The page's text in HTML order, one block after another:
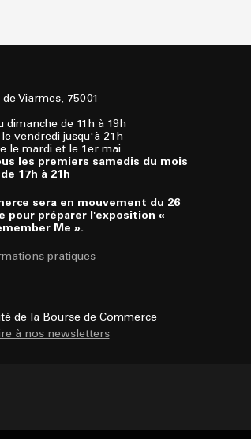
Viarmes, 75001
dimanche de 11h à 19h
vendredi jusqu'à 21h
le mardi et le 1er mai
les premiers samedis du mois
de 17h à 21h
sera en mouvement du 26
pour préparer l'exposition «
Me ».
pratiques
de la Bourse de Commerce
à nos newsletters